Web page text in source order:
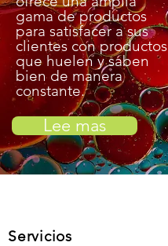
gama de productos
para satisfacer a sus
clientes con productos
que huelen y saben
bien de manera
constante.
Lee mas
Servicios